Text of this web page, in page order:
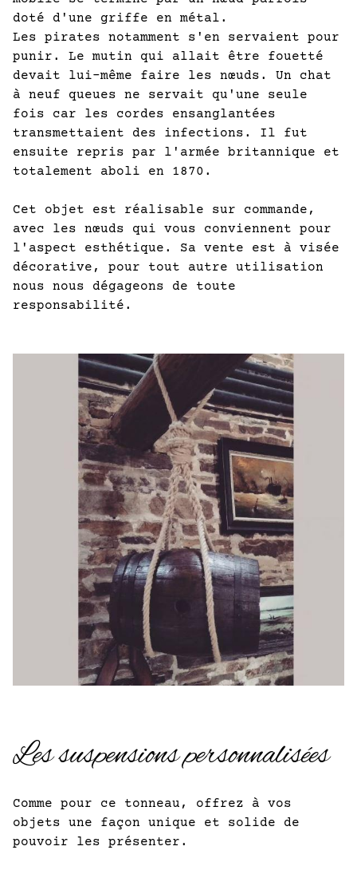
doté d'une griffe en métal.
Les pirates notamment s'en servaient pour
punir. Le mutin qui allait être fouetté
devait lui-même faire les nœuds. Un chat
à neuf queues ne servait qu'une seule
fois car les cordes ensanglantées
transmettaient des infections. Il fut
ensuite repris par l'armée britannique et
totalement aboli en 1870.
Cet objet est réalisable sur commande,
avec les nœuds qui vous conviennent pour
l'aspect esthétique. Sa vente est à visée
décorative, pour tout autre utilisation
nous nous dégageons de toute
responsabilité.
Les suspensions personnalisées
Comme pour ce tonneau, offrez à vos
objets une façon unique et solide de
pouvoir les présenter.